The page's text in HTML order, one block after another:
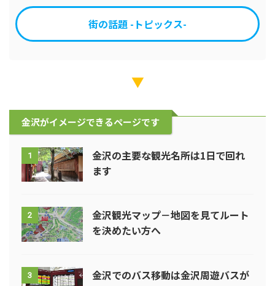
街の話題 -トピックス-
▼
金沢がイメージできるページです
1
金沢の主要な観光名所は1日で回れ
ます
2
金沢観光マップ－地図を見てルート
を決めたい方へ
3
金沢でのバス移動は金沢周遊バスが